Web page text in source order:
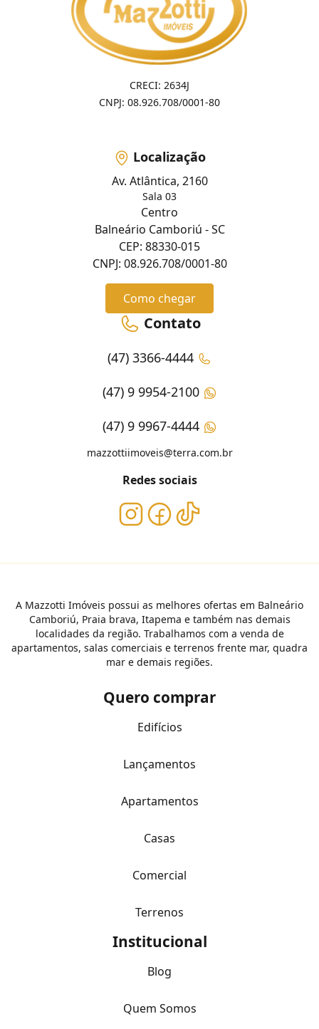
CRECI: 2634J
CNPJ: 08.926.708/0001-80
Localização
Av. Atlântica, 2160
Sala 03
Centro
Balneário Camboriú - SC
CEP: 88330-015
CNPJ: 08.926.708/0001-80
Como chegar
Contato
(47) 3366-4444
(47) 9 9954-2100
(47) 9 9967-4444
mazzottiimoveis@terra.com.br
Redes sociais
A Mazzotti Imóveis possui as melhores ofertas em Balneário
Camboriú, Praia brava, Itapema e também nas demais
localidades da região. Trabalhamos com a venda de
apartamentos, salas comerciais e terrenos frente mar, quadra
mar e demais regiões.
Quero comprar
Edifícios
Lançamentos
Apartamentos
Casas
Comercial
Terrenos
Institucional
Blog
Quem Somos